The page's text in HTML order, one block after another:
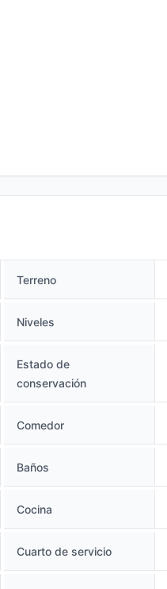
Terreno
Niveles
Estado de
conservación
Comedor
Baños
Cocina
Cuarto de servicio